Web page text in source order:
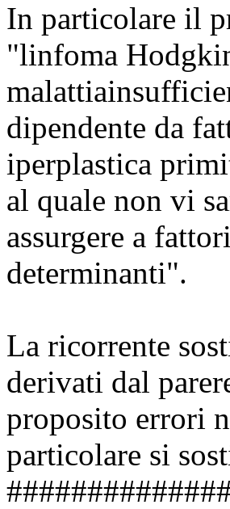
In particolare il
"linfoma
dipendente da
iperplastica
al quale non vi
assurgere a
determinanti".
La ricorrente
derivati dal
proposito errori
particolare si